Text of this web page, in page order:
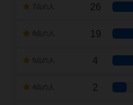
7点の人 26
19
4
2